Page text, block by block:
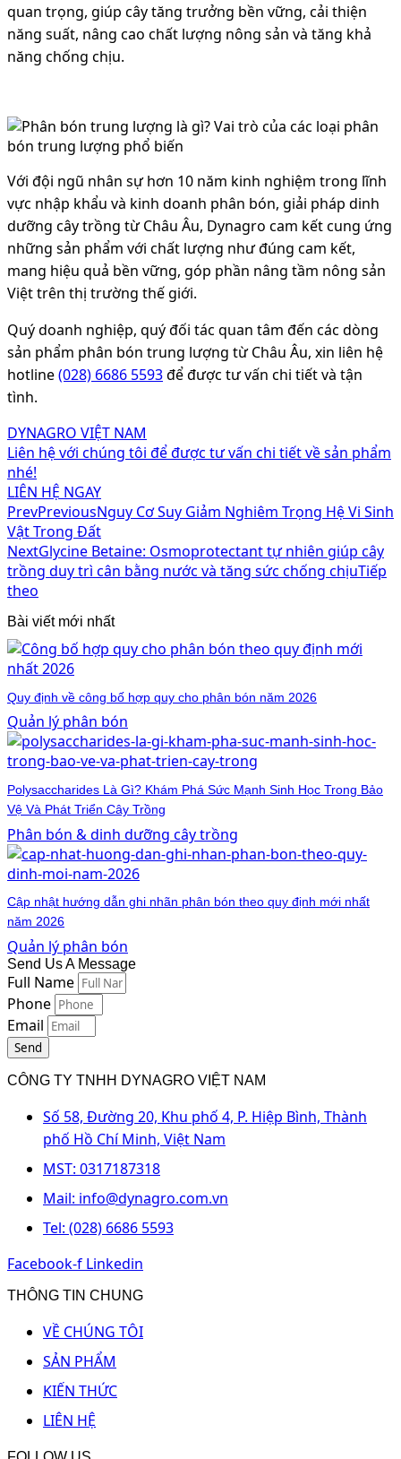
quan trọng, giúp cây tăng trưởng bền vững, cải thiện
năng suất, nâng cao chất lượng nông sản và tăng khả
năng chống chịu.
Với đội ngũ nhân sự hơn 10 năm kinh nghiệm trong lĩnh
vực nhập khẩu và kinh doanh phân bón, giải pháp dinh
dưỡng cây trồng từ Châu Âu, Dynagro cam kết cung ứng
những sản phẩm với chất lượng như đúng cam kết,
mang hiệu quả bền vững, góp phần nâng tầm nông sản
Việt trên thị trường thế giới.
Quý doanh nghiệp, quý đối tác quan tâm đến các dòng
sản phẩm phân bón trung lượng từ Châu Âu, xin liên hệ
hotline(028) 6686 5593để được tư vấn chi tiết và tận
tình.
DYNAGRO VIỆT NAM
Liên hệ với chúng tôi để được tư vấn chi tiết về sản phẩm
nhé!
LIÊN HỆ NGAY
PrevPreviousNguy Cơ Suy Giảm Nghiêm Trọng Hệ Vi Sinh
Vật Trong Đất
NextGlycine Betaine: Osmoprotectant tự nhiên giúp cây
trồng duy trì cân bằng nước và tăng sức chống chịuTiếp
theo
Bài viết mới nhất
Quy định về công bố hợp quy cho phân bón năm 2026
Quản lý phân bón
Polysaccharides Là Gì? Khám Phá Sức Mạnh Sinh Học Trong Bảo
Vệ Và Phát Triển Cây Trồng
Phân bón & dinh dưỡng cây trồng
Cập nhật hướng dẫn ghi nhãn phân bón theo quy định mới nhất
năm 2026
Quản lý phân bón
Send Us A Message
Full Name
Phone
Email
Send
CÔNG TY TNHH DYNAGRO VIỆT NAM
Số 58, Đường 20, Khu phố 4, P. Hiệp Bình, Thành
phố Hồ Chí Minh, Việt Nam
MST: 0317187318
Mail: info@dynagro.com.vn
Tel: (028) 6686 5593
Facebook-f Linkedin
THÔNG TIN CHUNG
VỀ CHÚNG TÔI
SẢN PHẨM
KIẾN THỨC
LIÊN HỆ